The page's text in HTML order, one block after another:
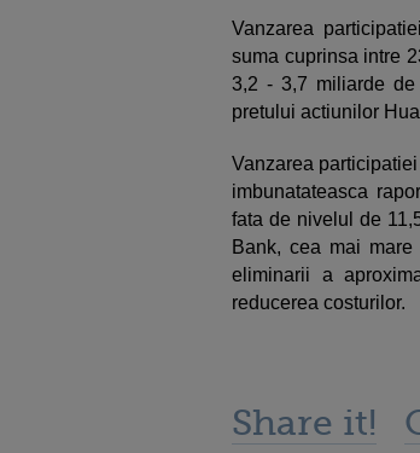
Vanzarea
suma cuprinsa intre
3,2 - 3,7 miliarde
pretului actiunilor
Vanzarea
imbunatateasca
fata de nivelul de
Bank, cea mai
eliminarii a
reducerea costurilor.
Share it!